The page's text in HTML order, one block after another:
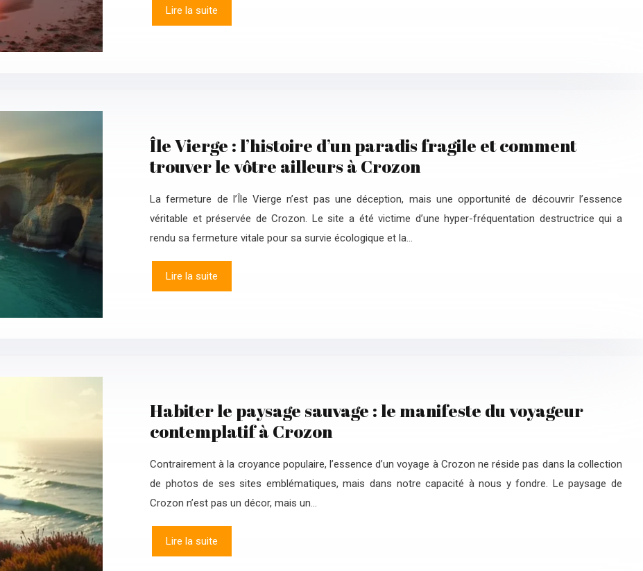
Lire la suite
Île Vierge : l’histoire d’un paradis fragile et comment
trouver le vôtre ailleurs à Crozon
La fermeture de l’Île Vierge n’est pas une déception, mais une opportunité de découvrir l’essence
véritable et préservée de Crozon. Le site a été victime d’une hyper-fréquentation destructrice qui a
rendu sa fermeture vitale pour sa survie écologique et la…
Lire la suite
Habiter le paysage sauvage : le manifeste du voyageur
contemplatif à Crozon
Contrairement à la croyance populaire, l’essence d’un voyage à Crozon ne réside pas dans la collection
de photos de ses sites emblématiques, mais dans notre capacité à nous y fondre. Le paysage de
Crozon n’est pas un décor, mais un…
Lire la suite